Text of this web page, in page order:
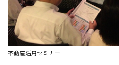
不動産活用セミナー